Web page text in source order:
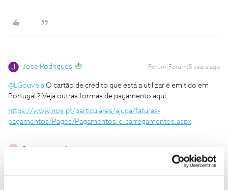
Jose Rodrigues Forum|Forum|5 years ago
@LGouveiaO cartão de crédito que está a utilizar é emitido em
Portugal ? Veja outras formas de pagamento aqui:
https://www.nos.pt/particulares/ajuda/faturas-
pagamentos/Pages/Pagamentos-e-carregamentos.aspx
1 pessoa gostou